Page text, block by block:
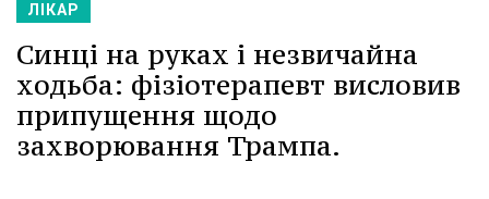
ЛІКАР
Синці на руках і незвичайна
ходьба: фізіотерапевт висловив
припущення щодо
захворювання Трампа.